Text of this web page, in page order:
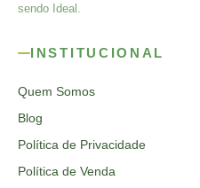
sendo Ideal.
INSTITUCIONAL
Quem Somos
Blog
Política de Privacidade
Política de Venda